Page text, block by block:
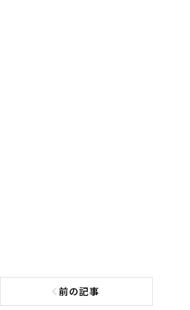
前の記事
前の記事へ